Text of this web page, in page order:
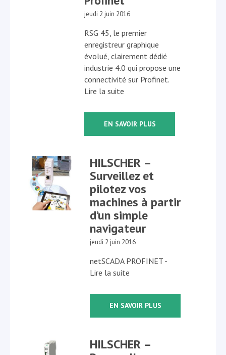
jeudi 2 juin 2016
RSG 45, le premier
enregistreur graphique
évolué, clairement dédié
industrie 4.0 qui propose une
connectivité sur Profinet.
Lire la suite
EN SAVOIR PLUS
HILSCHER –
Surveillez et
pilotez vos
machines à partir
d’un simple
navigateur
jeudi 2 juin 2016
netSCADA PROFINET -
Lire la suite
EN SAVOIR PLUS
HILSCHER –